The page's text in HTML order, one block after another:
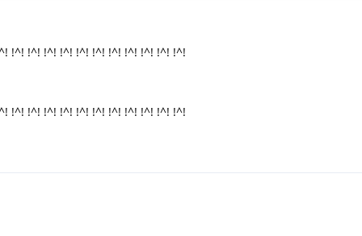
!^! !^! !^! !^! !^! !^! !^! !^! !^! !^! !^!
!^! !^! !^! !^! !^! !^! !^! !^! !^! !^! !^!